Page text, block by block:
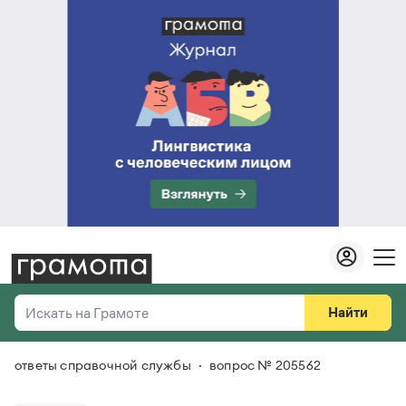
Искать на Грамоте
Справочная служба
Найти
Везде
ответы справочной службы вопрос № 205562